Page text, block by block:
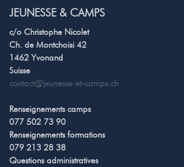
JEUNESSE & CAMPS
c/o Christophe Nicolet
Ch. de Montchoisi 42
1462 Yvonand
Suisse
contact@jeunesse-et-camps.ch
Renseignements camps
077 502 73 90
Renseignements formations
079 213 28 38
Questions administratives